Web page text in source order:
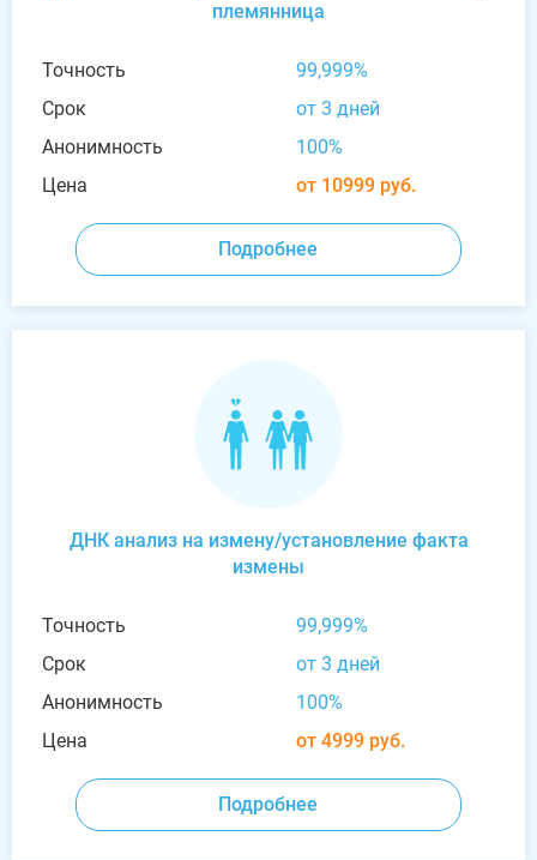
племянница
Точность
99,999%
Срок
от 3 дней
Анонимность
100%
Цена
от 10999 руб.
Подробнее
ДНК анализ на измену/установление факта
измены
Точность
99,999%
Срок
от 3 дней
Анонимность
100%
Цена
от 4999 руб.
Подробнее